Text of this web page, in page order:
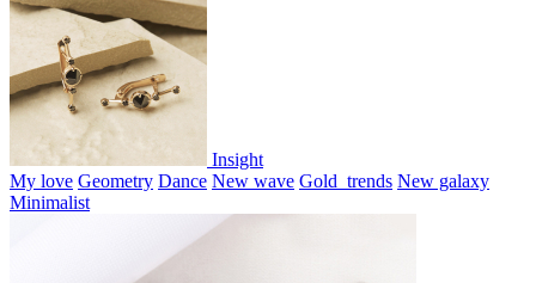
Insight
My love Geometry Dance New wave Gold_trends New galaxy
Minimalist